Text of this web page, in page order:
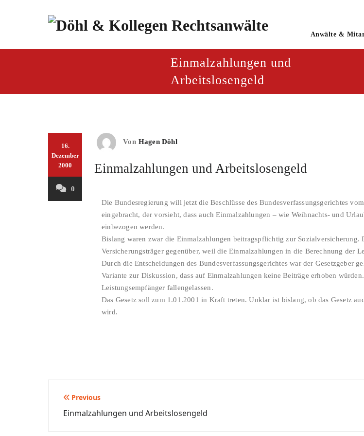
paragraf.info Anwälte &
Einmalzahlungen und
Arbeitslosengeld
16.
Dezember
2000
0
Von Hagen Döhl
Einmalzahlungen und Arbeitslosengeld
Die Bundesregierung will jetzt die Beschlüsse des Bundesverfassungsgerichtes
eingebracht, der vorsieht, dass auch Einmalzahlungen – wie Weihnachts- und
einbezogen werden.
Bislang waren zwar die Einmalzahlungen beitragspflichtig zur Sozialversicherung.
Versicherungsträger gegenüber, weil die Einmalzahlungen in die Berechnung der
Durch die Entscheidungen des Bundesverfassungsgerichtes war der Gesetzgeber
Variante zur Diskussion, dass auf Einmalzahlungen keine Beiträge erhoben
Leistungsempfänger fallengelassen.
Das Gesetz soll zum 1.01.2001 in Kraft treten. Unklar ist bislang, ob das Gesetz
wird.
Beitragsnavigation
Previous
Einmalzahlungen und Arbeitslosengeld